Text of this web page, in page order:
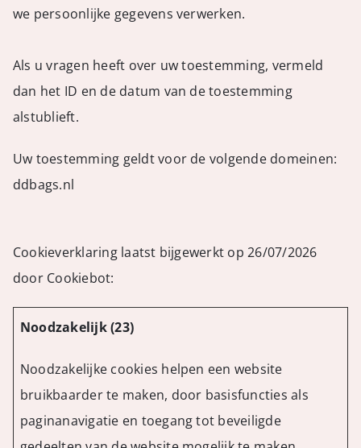
we persoonlijke gegevens verwerken.
Als u vragen heeft over uw toestemming, vermeld
dan het ID en de datum van de toestemming
alstublieft.
Uw toestemming geldt voor de volgende domeinen:
ddbags.nl
Cookieverklaring laatst bijgewerkt op 26/07/2026
door Cookiebot:
Noodzakelijk (23)
Noodzakelijke cookies helpen een website
bruikbaarder te maken, door basisfuncties als
paginanavigatie en toegang tot beveiligde